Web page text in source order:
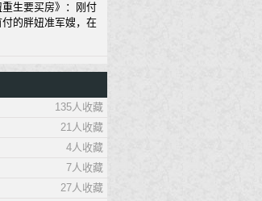
重生要买房》：刚付
的胖妞准军嫂，在
先生
心溢出屏幕，三生
异的事务所只有
135人收藏
21人收藏
4人收藏
7人收藏
27人收藏